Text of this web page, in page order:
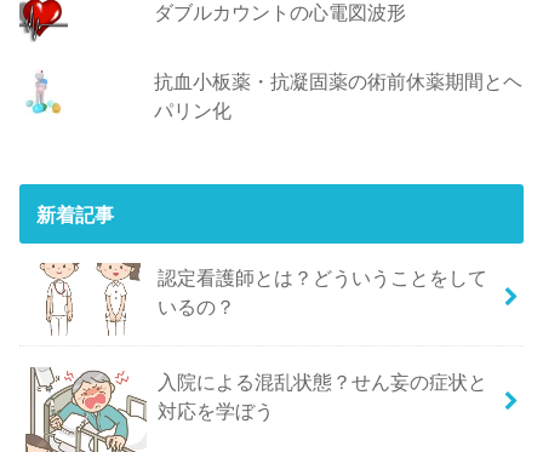
ダブルカウントの心電図波形
抗血小板薬・抗凝固薬の術前休薬期間とヘ
パリン化
新着記事
認定看護師とは？どういうことをして
いるの？
入院による混乱状態？せん妄の症状と
対応を学ぼう